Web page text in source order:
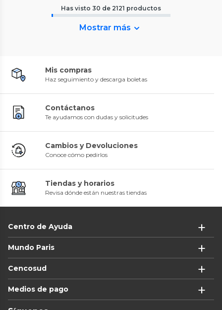
Has visto 30 de 2121 productos
Mostrar más
Mis compras
Haz seguimiento y descarga boletas
Contáctanos
Te ayudamos con dudas y solicitudes
Cambios y Devoluciones
Conoce cómo pedirlos
Tiendas y horarios
Revisa dónde están nuestras tiendas
Centro de Ayuda
Mundo Paris
Cencosud
Medios de pago